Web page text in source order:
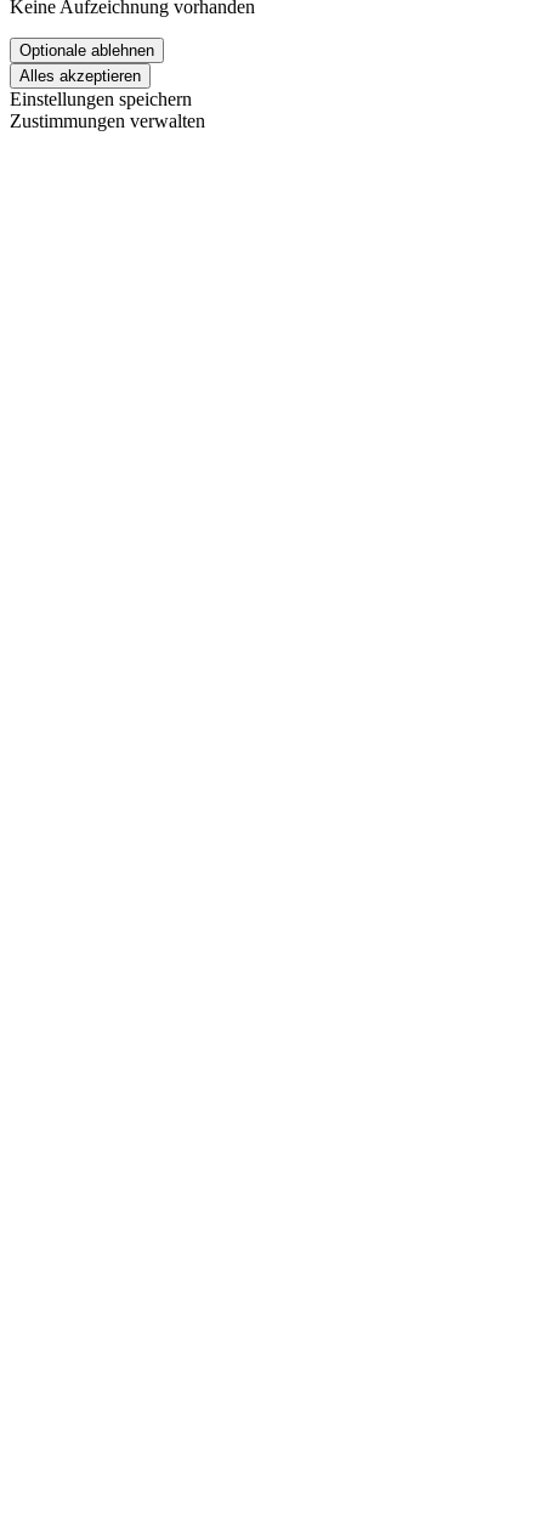
Keine Aufzeichnung vorhanden
Einstellungen speichern
Zustimmungen verwalten